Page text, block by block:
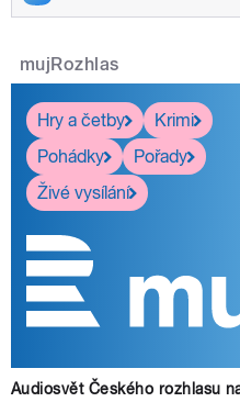
mujRozhlas
Hry a četby
Krimi
Pohádky
Pořady
Živé vysílání
Audiosvět Českého rozhlasu